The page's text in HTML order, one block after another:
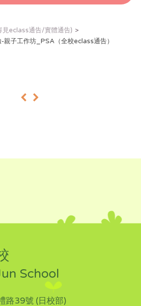
見eclass通告/實體通告)
子工作坊_PSA（全校eclass通告）
« »
School
路39號 (日校部)